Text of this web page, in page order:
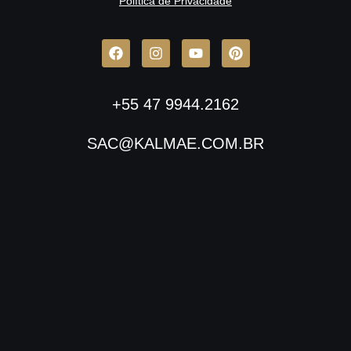
+55 47 9944.2162
SAC@KALMAE.COM.BR